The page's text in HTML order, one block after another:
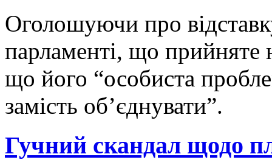
Оголошуючи про
парламенті, що
що його “особиста
замість об’єднувати”.
Гучний скандал щодо